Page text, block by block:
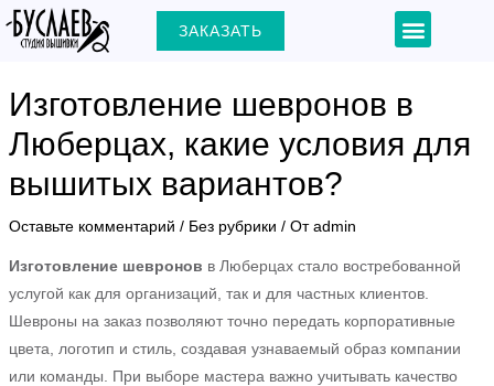
Перейти
ЗАКАЗАТЬ Menu
Изготовление шевронов в
Люберцах, какие условия для
вышитых вариантов?
Оставьте комментарий / Без рубрики / Отadmin
Изготовление шевронов в Люберцах стало востребованной
услугой как для организаций, так и для частных клиентов.
Шевроны на заказ позволяют точно передать корпоративные
цвета, логотип и стиль, создавая узнаваемый образ компании
или команды. При выборе мастера важно учитывать качество
Навигация
по